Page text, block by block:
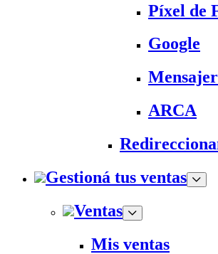
Píxel de
Google
ARCA
Gestioná tus ventas
Ventas
Mis ventas